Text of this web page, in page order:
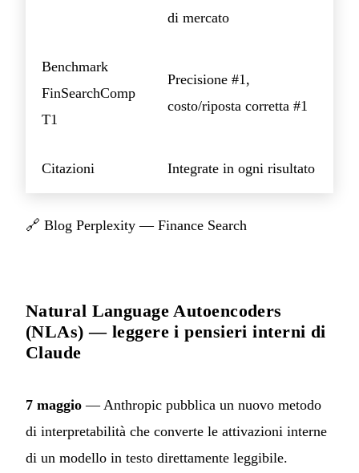
di mercato
Benchmark
FinSearchComp
T1
Precisione #1,
costo/riposta corretta #1
Citazioni Integrate in ogni risultato
🔗 Blog Perplexity — Finance Search
Natural Language Autoencoders
(NLAs) — leggere i pensieri interni di
Claude
7 maggio — Anthropic pubblica un nuovo metodo
di interpretabilità che converte le attivazioni interne
di un modello in testo direttamente leggibile.